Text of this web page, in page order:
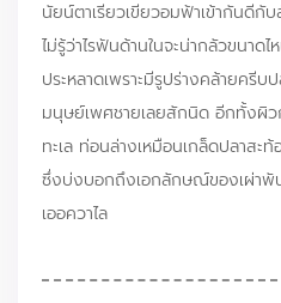
นัยน์ตาเรียวเขียวอมฟ้าเข้ากันดี
ไม่รู้ว่าไรฟันด้านในจะน่ากลัวขนาด
ประหลาดเพราะมีรูปร่างคล้ายครีบ
มนุษย์เพศชายเลยสักนิด อีกทั้งผิว
ทะเล ท่อนล่างเหมือนเกล็ดปลาส
ซึ่งบ่งบอกถึงเอกลักษณ์ของเผ่าพั
เออควาไล